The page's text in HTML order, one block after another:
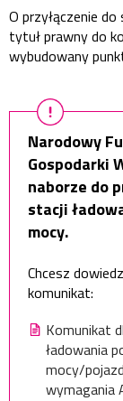
O przyłączenie
tytuł prawny do
wybudowany
Narodowy
Gospodarki
naborze do
stacji
mocy.
Chcesz
komunikat:
Komunikat
ładowania
mocy/
wymagania